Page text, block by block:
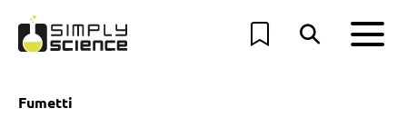
Fumetti